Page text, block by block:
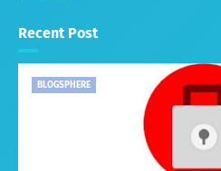
Recent Post
BLOGSPHERE